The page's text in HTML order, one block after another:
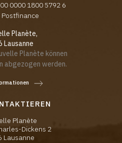
0000 1800 5792 6
Postfinance
Planète,
Lausanne
Planète können
abgezogen werden.
Planète
Dickens 2
Lausanne